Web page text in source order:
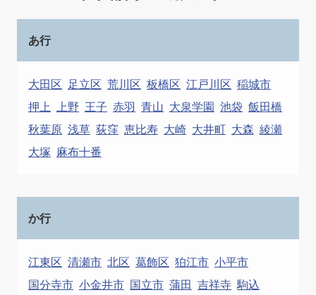
あ行
大田区 足立区 荒川区 板橋区 江戸川区 稲城市
押上 上野 王子 赤羽 青山 大泉学園 池袋 飯田橋
秋葉原 浅草 荻窪 恵比寿 大崎 大井町 大森 綾瀬
大塚 麻布十番
か行
江東区 清瀬市 北区 葛飾区 狛江市 小平市
国分寺市 小金井市 国立市 蒲田 吉祥寺 駒込